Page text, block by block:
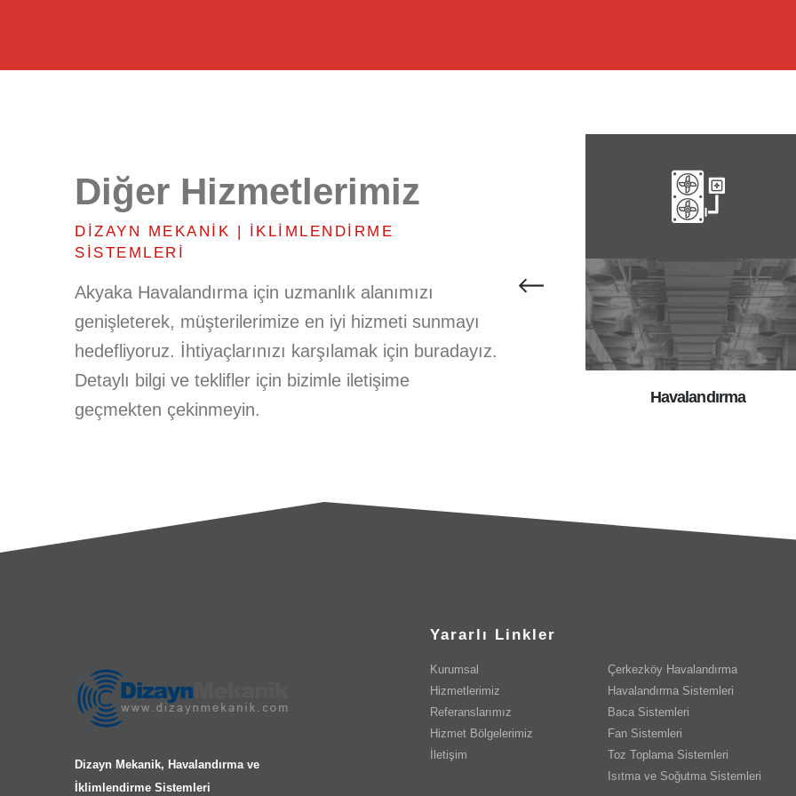
Diğer Hizmetlerimiz
DIZAYN MEKANIK | İKLIMLENDIRME
SISTEMLERI
Akyaka Havalandırma için uzmanlık alanımızı
genişleterek, müşterilerimize en iyi hizmeti sunmayı
hedefliyoruz. İhtiyaçlarınızı karşılamak için buradayız.
Detaylı bilgi ve teklifler için bizimle iletişime
geçmekten çekinmeyin.
Havalandırma
Dizayn Mekanik, Havalandırma ve
İklimlendirme Sistemleri
Yararlı Linkler
Kurumsal
Hizmetlerimiz
Referanslarımız
Hizmet Bölgelerimiz
İletişim
Çerkezköy Havalandırma
Havalandırma Sistemleri
Baca Sistemleri
Fan Sistemleri
Toz Toplama Sistemleri
Isıtma ve Soğutma Sistemleri